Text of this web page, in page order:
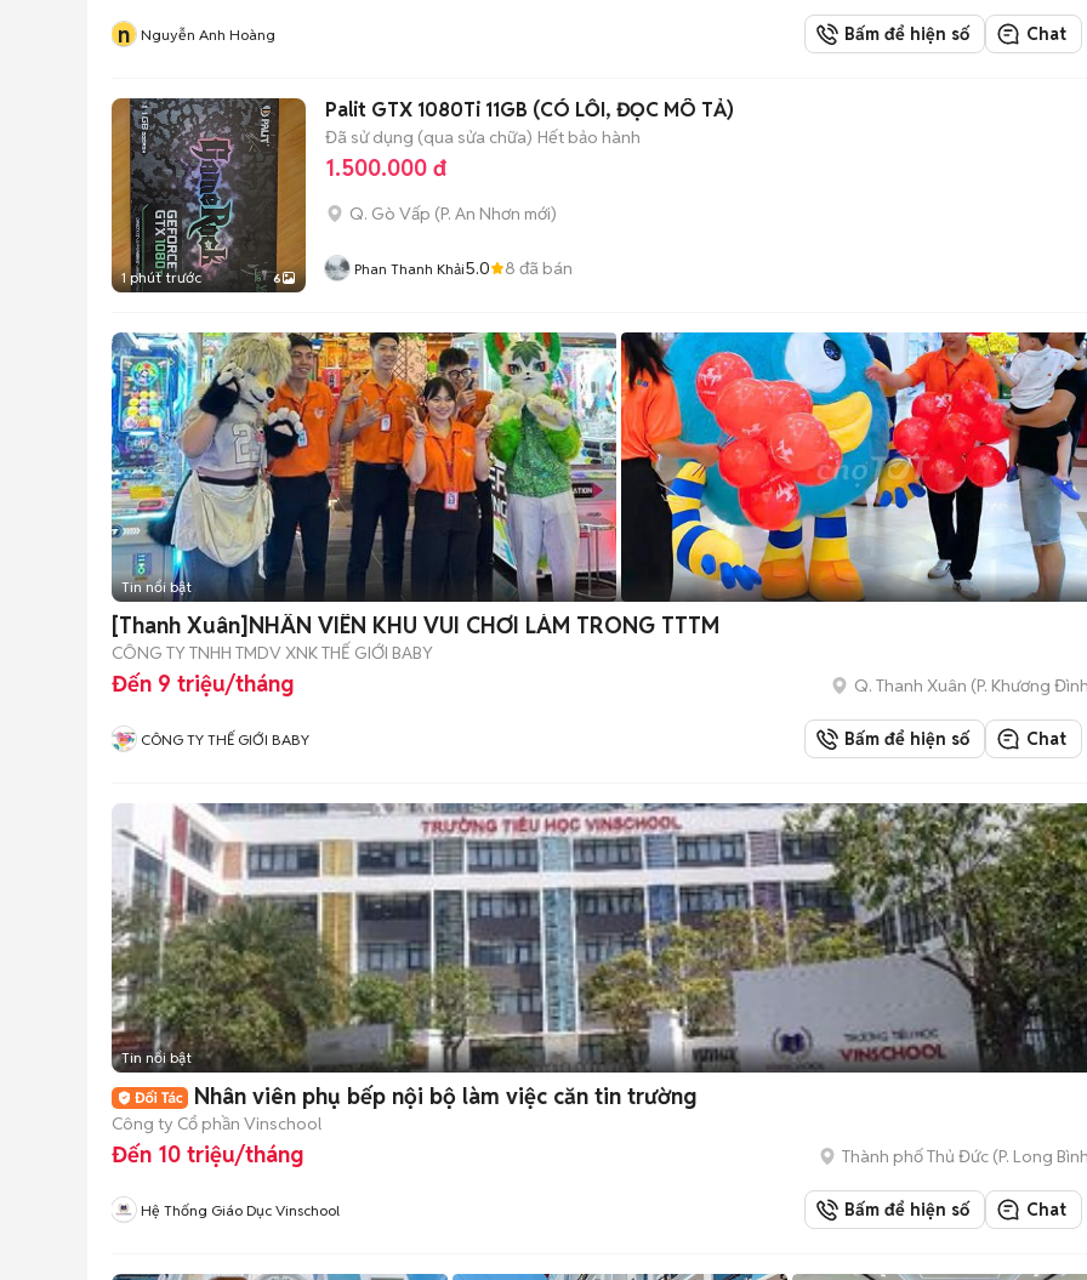
n Nguyễn Anh Hoàng Bấm để hiện số Chat
1 phút trước 6
Palit GTX 1080Ti 11GB (CÓ LỖI, ĐỌC MÔ TẢ)
Đã sử dụng (qua sửa chữa) Hết bảo hành
1.500.000 đ
Q. Gò Vấp (P. An Nhơn mới)
Phan Thanh Khải5.0 8 đã bán
Tin nổi bật
[Thanh Xuân]NHÂN VIÊN KHU VUI CHƠI LÀM TRONG TTTM
CÔNG TY TNHH TMDV XNK THẾ GIỚI BABY
Đến 9 triệu/tháng Q. Thanh Xuân (P. Khương
CÔNG TY THẾ GIỚI BABY Bấm để hiện số Chat
Tin nổi bật
Nhân viên phụ bếp nội bộ làm việc căn tin trường
Công ty Cổ phần Vinschool
Đến 10 triệu/tháng Thành phố Thủ Đức (P. Long
Hệ Thống Giáo Dục Vinschool Bấm để hiện số Chat